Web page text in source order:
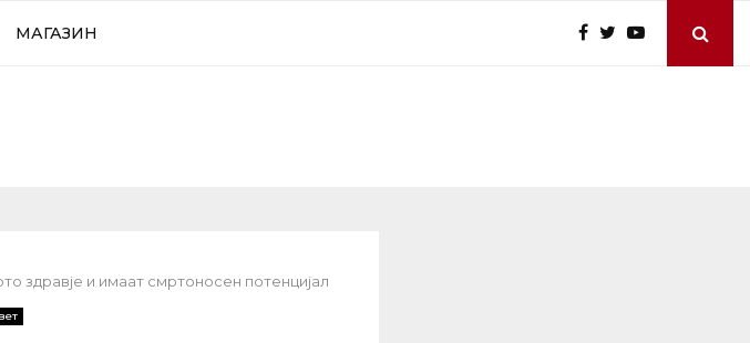
МАГАЗИН
здравје и имаат смртоносен потенцијал